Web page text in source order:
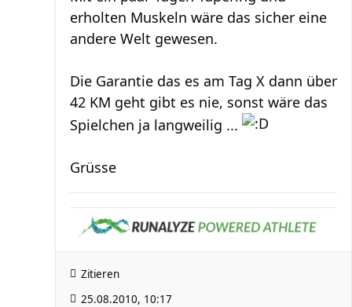
erholten Muskeln wäre das sicher eine
andere Welt gewesen.
Die Garantie das es am Tag X dann über
42 KM geht gibt es nie, sonst wäre das
Spielchen ja langweilig ...
Grüsse
Zitieren
25.08.2010, 10:17